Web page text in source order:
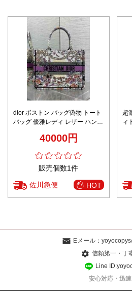
dior ボストン バッグ偽物 トート
バッグ 優雅レディ レザー ハンド
40000円
販売個数1件
佐川急便 HOT
超
ィ
Eメール：
信頼第一・丁
Line
安心対応・迅